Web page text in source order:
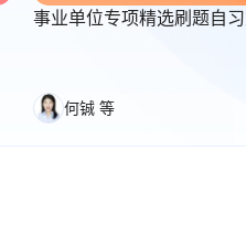
事业单位专项精选刷题自
何铖 等